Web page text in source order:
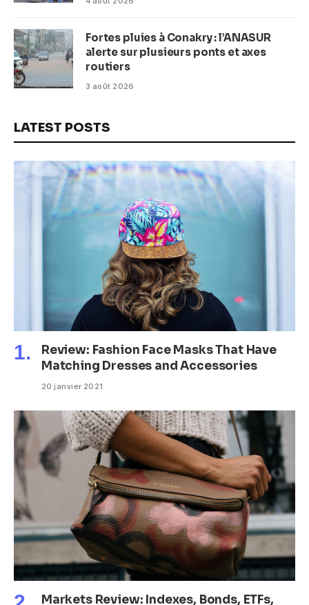
Fortes pluies à Conakry : l’ANASUR
alerte sur plusieurs ponts et axes
routiers
3 août 2026
LATEST POSTS
Review: Fashion Face Masks That Have
Matching Dresses and Accessories
20 janvier 2021
Markets Review: Indexes, Bonds, ETFs,